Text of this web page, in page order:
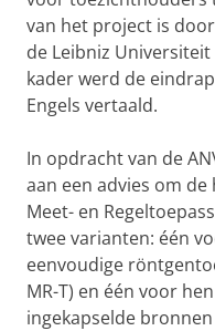
van het project is
de Leibniz
kader werd de
Engels vertaald.
In opdracht van de
aan een advies om
Meet- en
twee varianten: één
eenvoudige
MR-T) en één voor
ingekapselde